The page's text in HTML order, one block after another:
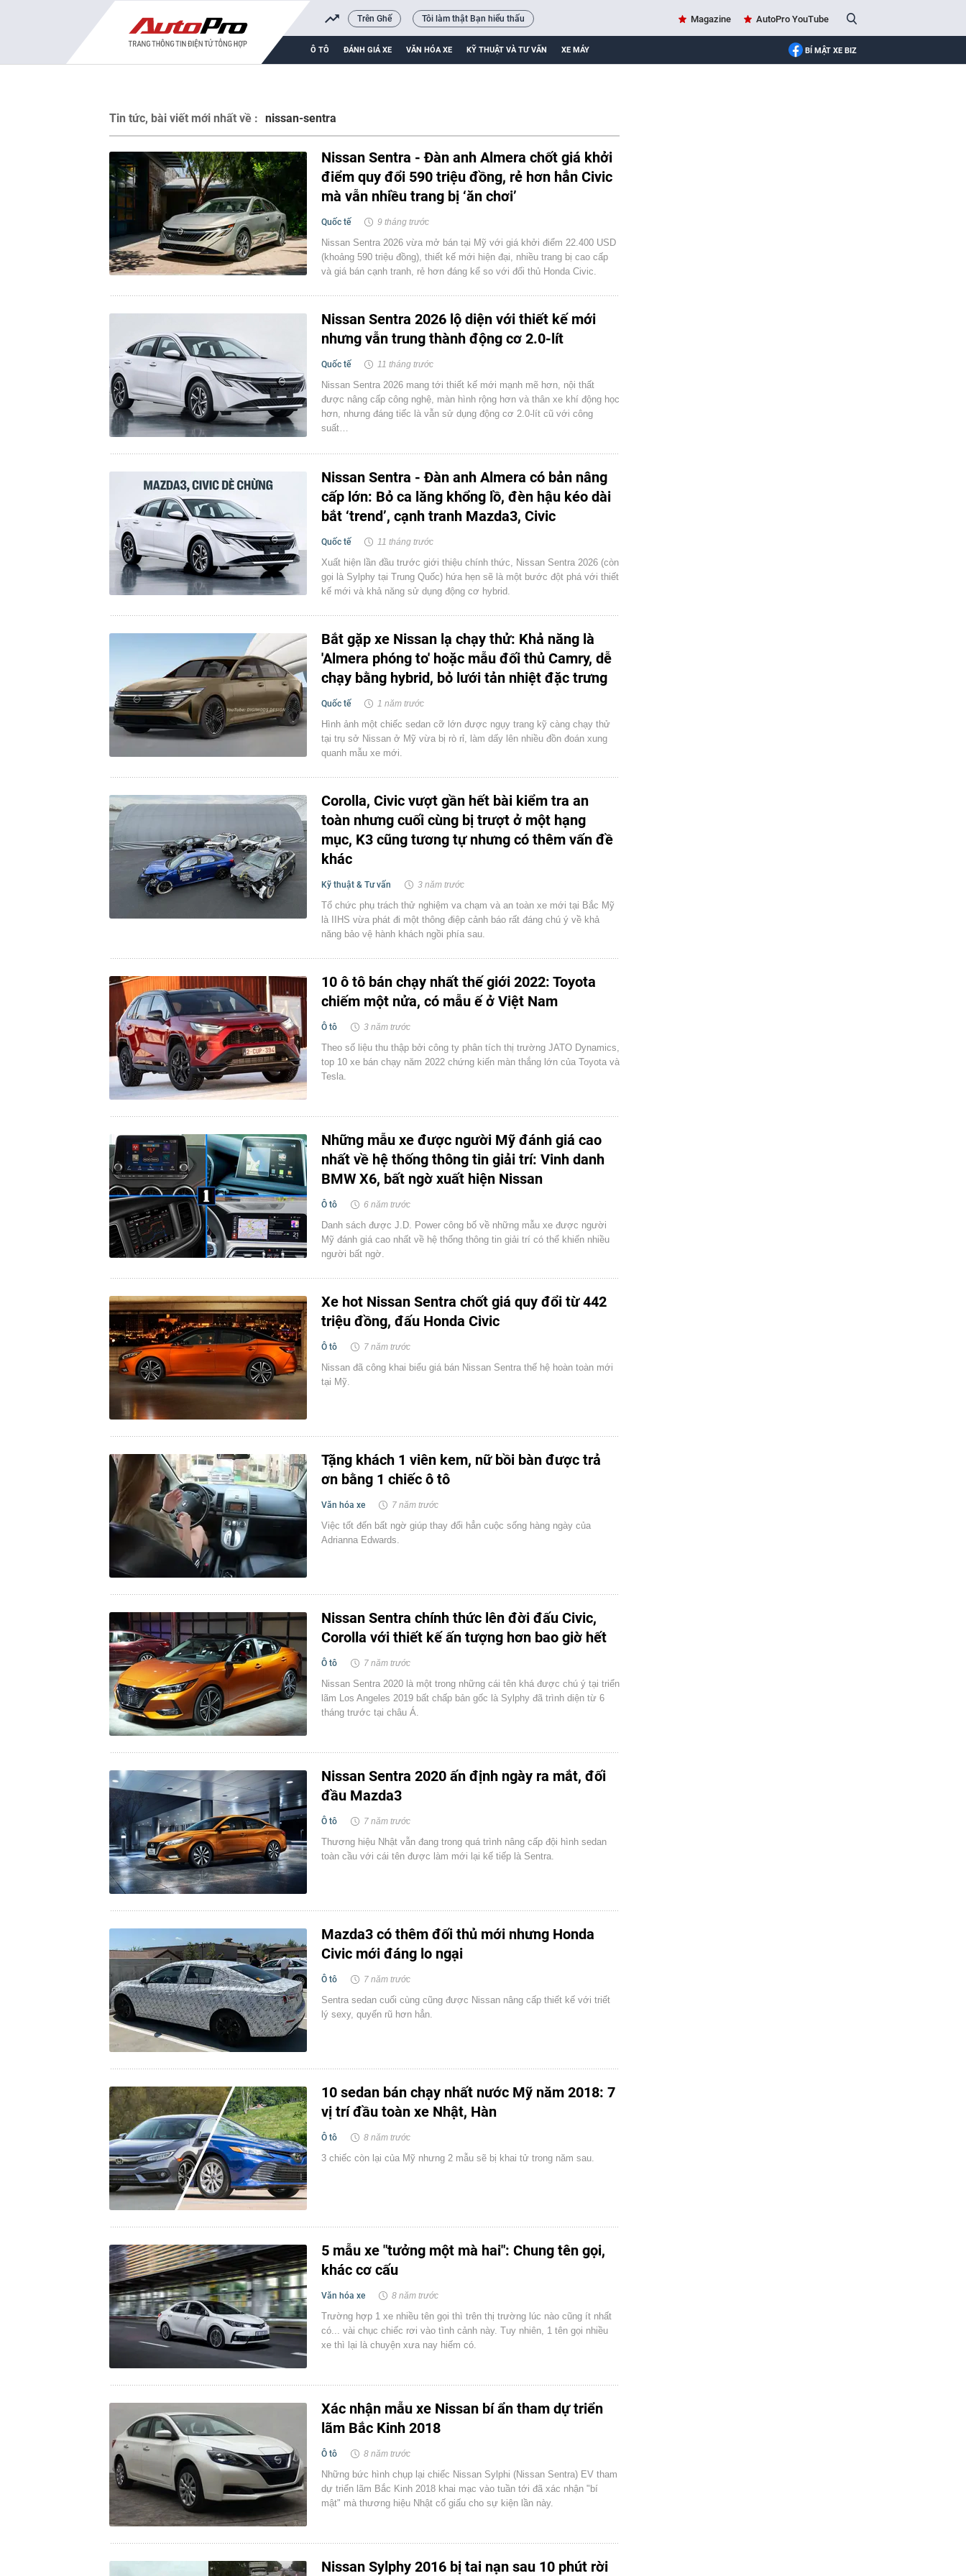
Trên Ghế Tôi làm thật Bạn hiểu thấu Magazine AutoPro YouTube
Ô TÔ ĐÁNH GIÁ XE VĂN HÓA XE KỸ THUẬT VÀ TƯ VẤN XE MÁY BÍ MẬT XE BIZ
Tin tức, bài viết mới nhất về : nissan-sentra
Nissan Sentra - Đàn anh Almera chốt giá khởi
điểm quy đổi 590 triệu đồng, rẻ hơn hẳn Civic
mà vẫn nhiều trang bị ‘ăn chơi’
Quốc tế 9 tháng trước
Nissan Sentra 2026 vừa mở bán tại Mỹ với giá khởi điểm 22.400 USD
(khoảng 590 triệu đồng), thiết kế mới hiện đại, nhiều trang bị cao cấp
và giá bán cạnh tranh, rẻ hơn đáng kể so với đối thủ Honda Civic.
Nissan Sentra 2026 lộ diện với thiết kế mới
nhưng vẫn trung thành động cơ 2.0-lít
Quốc tế 11 tháng trước
Nissan Sentra 2026 mang tới thiết kế mới mạnh mẽ hơn, nội thất
được nâng cấp công nghệ, màn hình rộng hơn và thân xe khí động học
hơn, nhưng đáng tiếc là vẫn sử dụng động cơ 2.0-lít cũ với công
suất…
Nissan Sentra - Đàn anh Almera có bản nâng
cấp lớn: Bỏ ca lăng khổng lồ, đèn hậu kéo dài
bắt ‘trend’, cạnh tranh Mazda3, Civic
Quốc tế 11 tháng trước
Xuất hiện lần đầu trước giới thiệu chính thức, Nissan Sentra 2026 (còn
gọi là Sylphy tại Trung Quốc) hứa hẹn sẽ là một bước đột phá với thiết
kế mới và khả năng sử dụng động cơ hybrid.
Bắt gặp xe Nissan lạ chạy thử: Khả năng là
'Almera phóng to' hoặc mẫu đối thủ Camry, dễ
chạy bằng hybrid, bỏ lưới tản nhiệt đặc trưng
Quốc tế 1 năm trước
Hình ảnh một chiếc sedan cỡ lớn được ngụy trang kỹ càng chạy thử
tại trụ sở Nissan ở Mỹ vừa bị rò rỉ, làm dấy lên nhiều đồn đoán xung
quanh mẫu xe mới.
Corolla, Civic vượt gần hết bài kiểm tra an
toàn nhưng cuối cùng bị trượt ở một hạng
mục, K3 cũng tương tự nhưng có thêm vấn đề
khác
Kỹ thuật & Tư vấn 3 năm trước
Tổ chức phụ trách thử nghiệm va chạm và an toàn xe mới tại Bắc Mỹ
là IIHS vừa phát đi một thông điệp cảnh báo rất đáng chú ý về khả
năng bảo vệ hành khách ngồi phía sau.
10 ô tô bán chạy nhất thế giới 2022: Toyota
chiếm một nửa, có mẫu ế ở Việt Nam
Ô tô 3 năm trước
Theo số liệu thu thập bởi công ty phân tích thị trường JATO Dynamics,
top 10 xe bán chạy năm 2022 chứng kiến màn thắng lớn của Toyota và
Tesla.
Những mẫu xe được người Mỹ đánh giá cao
nhất về hệ thống thông tin giải trí: Vinh danh
BMW X6, bất ngờ xuất hiện Nissan
Ô tô 6 năm trước
Danh sách được J.D. Power công bố về những mẫu xe được người
Mỹ đánh giá cao nhất về hệ thống thông tin giải trí có thể khiến nhiều
người bất ngờ.
Xe hot Nissan Sentra chốt giá quy đổi từ 442
triệu đồng, đấu Honda Civic
Ô tô 7 năm trước
Nissan đã công khai biểu giá bán Nissan Sentra thế hệ hoàn toàn mới
tại Mỹ.
Tặng khách 1 viên kem, nữ bồi bàn được trả
ơn bằng 1 chiếc ô tô
Văn hóa xe 7 năm trước
Việc tốt đến bất ngờ giúp thay đổi hẳn cuộc sống hàng ngày của
Adrianna Edwards.
Nissan Sentra chính thức lên đời đấu Civic,
Corolla với thiết kế ấn tượng hơn bao giờ hết
Ô tô 7 năm trước
Nissan Sentra 2020 là một trong những cái tên khá được chú ý tại triển
lãm Los Angeles 2019 bất chấp bản gốc là Sylphy đã trình diện từ 6
tháng trước tại châu Á.
Nissan Sentra 2020 ấn định ngày ra mắt, đối
đầu Mazda3
Ô tô 7 năm trước
Thương hiệu Nhật vẫn đang trong quá trình nâng cấp đội hình sedan
toàn cầu với cái tên được làm mới lại kế tiếp là Sentra.
Mazda3 có thêm đối thủ mới nhưng Honda
Civic mới đáng lo ngại
Ô tô 7 năm trước
Sentra sedan cuối cùng cũng được Nissan nâng cấp thiết kế với triết
lý sexy, quyến rũ hơn hẳn.
10 sedan bán chạy nhất nước Mỹ năm 2018: 7
vị trí đầu toàn xe Nhật, Hàn
Ô tô 8 năm trước
3 chiếc còn lại của Mỹ nhưng 2 mẫu sẽ bị khai tử trong năm sau.
5 mẫu xe "tưởng một mà hai": Chung tên gọi,
khác cơ cấu
Văn hóa xe 8 năm trước
Trường hợp 1 xe nhiều tên gọi thì trên thị trường lúc nào cũng ít nhất
có... vài chục chiếc rơi vào tình cảnh này. Tuy nhiên, 1 tên gọi nhiều
xe thì lại là chuyện xưa nay hiếm có.
Xác nhận mẫu xe Nissan bí ẩn tham dự triển
lãm Bắc Kinh 2018
Ô tô 8 năm trước
Những bức hình chụp lại chiếc Nissan Sylphi (Nissan Sentra) EV tham
dự triển lãm Bắc Kinh 2018 khai mạc vào tuần tới đã xác nhận "bí
mật" mà thương hiệu Nhật cố giấu cho sự kiện lần này.
Nissan Sylphy 2016 bị tai nạn sau 10 phút rời